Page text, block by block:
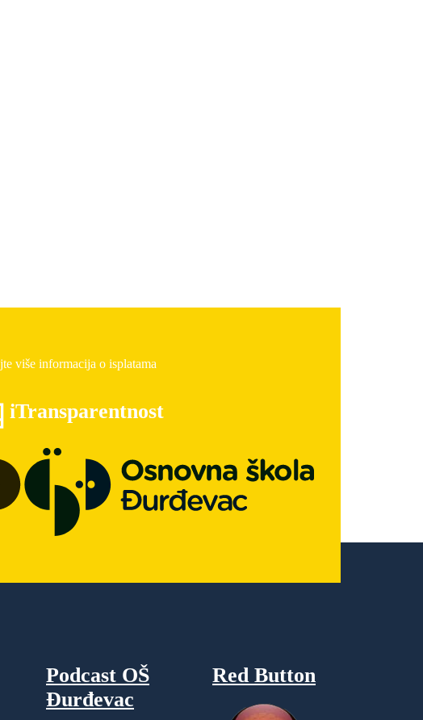
više informacija o isplatama
iTransparentnost
Podcast OŠ
Đurđevac
Red Button